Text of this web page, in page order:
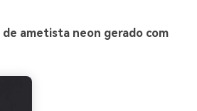
de ametista neon gerado com